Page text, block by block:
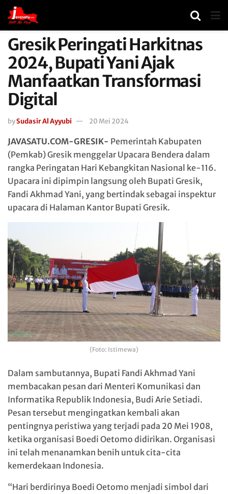
Gresik Peringati Harkitnas
2024, Bupati Yani Ajak
Manfaatkan Transformasi
Digital
bySudasir Al Ayyubi 20 Mei 2024
JAVASATU.COM-GRESIK- Pemerintah Kabupaten
(Pemkab) Gresik menggelar Upacara Bendera dalam
rangka Peringatan Hari Kebangkitan Nasional ke-116.
Upacara ini dipimpin langsung oleh Bupati Gresik,
Fandi Akhmad Yani, yang bertindak sebagai inspektur
upacara di Halaman Kantor Bupati Gresik.
(Foto: Istimewa)
Dalam sambutannya, Bupati Fandi Akhmad Yani
membacakan pesan dari Menteri Komunikasi dan
Informatika Republik Indonesia, Budi Arie Setiadi.
Pesan tersebut mengingatkan kembali akan
pentingnya peristiwa yang terjadi pada 20 Mei 1908,
ketika organisasi Boedi Oetomo didirikan. Organisasi
ini telah menanamkan benih untuk cita-cita
kemerdekaan Indonesia.
“Hari berdirinya Boedi Oetomo menjadi simbol dari